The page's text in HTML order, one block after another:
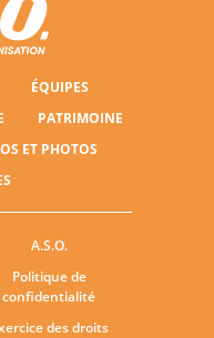
ÉQUIPES
PATRIMOINE
ET PHOTOS
A.S.O.
Politique de
confidentialité
des droits